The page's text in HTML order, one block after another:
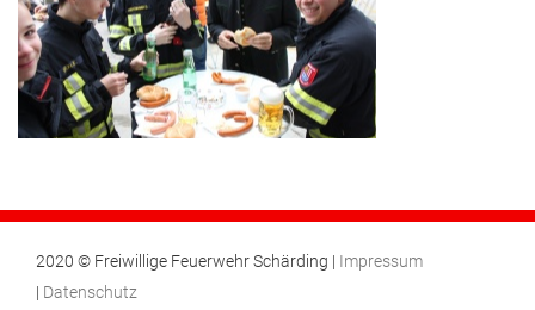
2020 © Freiwillige Feuerwehr Schärding | Impressum
| Datenschutz